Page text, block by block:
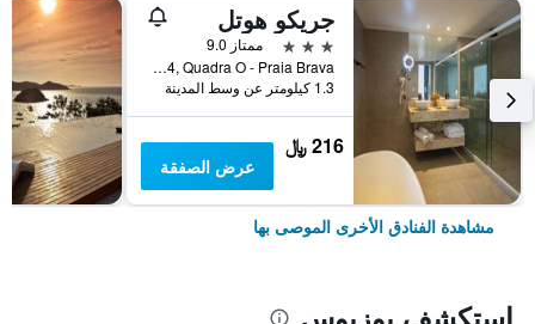
جريكو هوتل
3 نجوم
ممتاز 9.0
Rua 17, Lote 14, Quadra O - Praia Brava, بوزيوس, البرازيل
1.3 كيلومتر عن وسط المدينة
216 ﷼
عرض الصفقة
مشاهدة الفنادق الأخرى الموصى بها